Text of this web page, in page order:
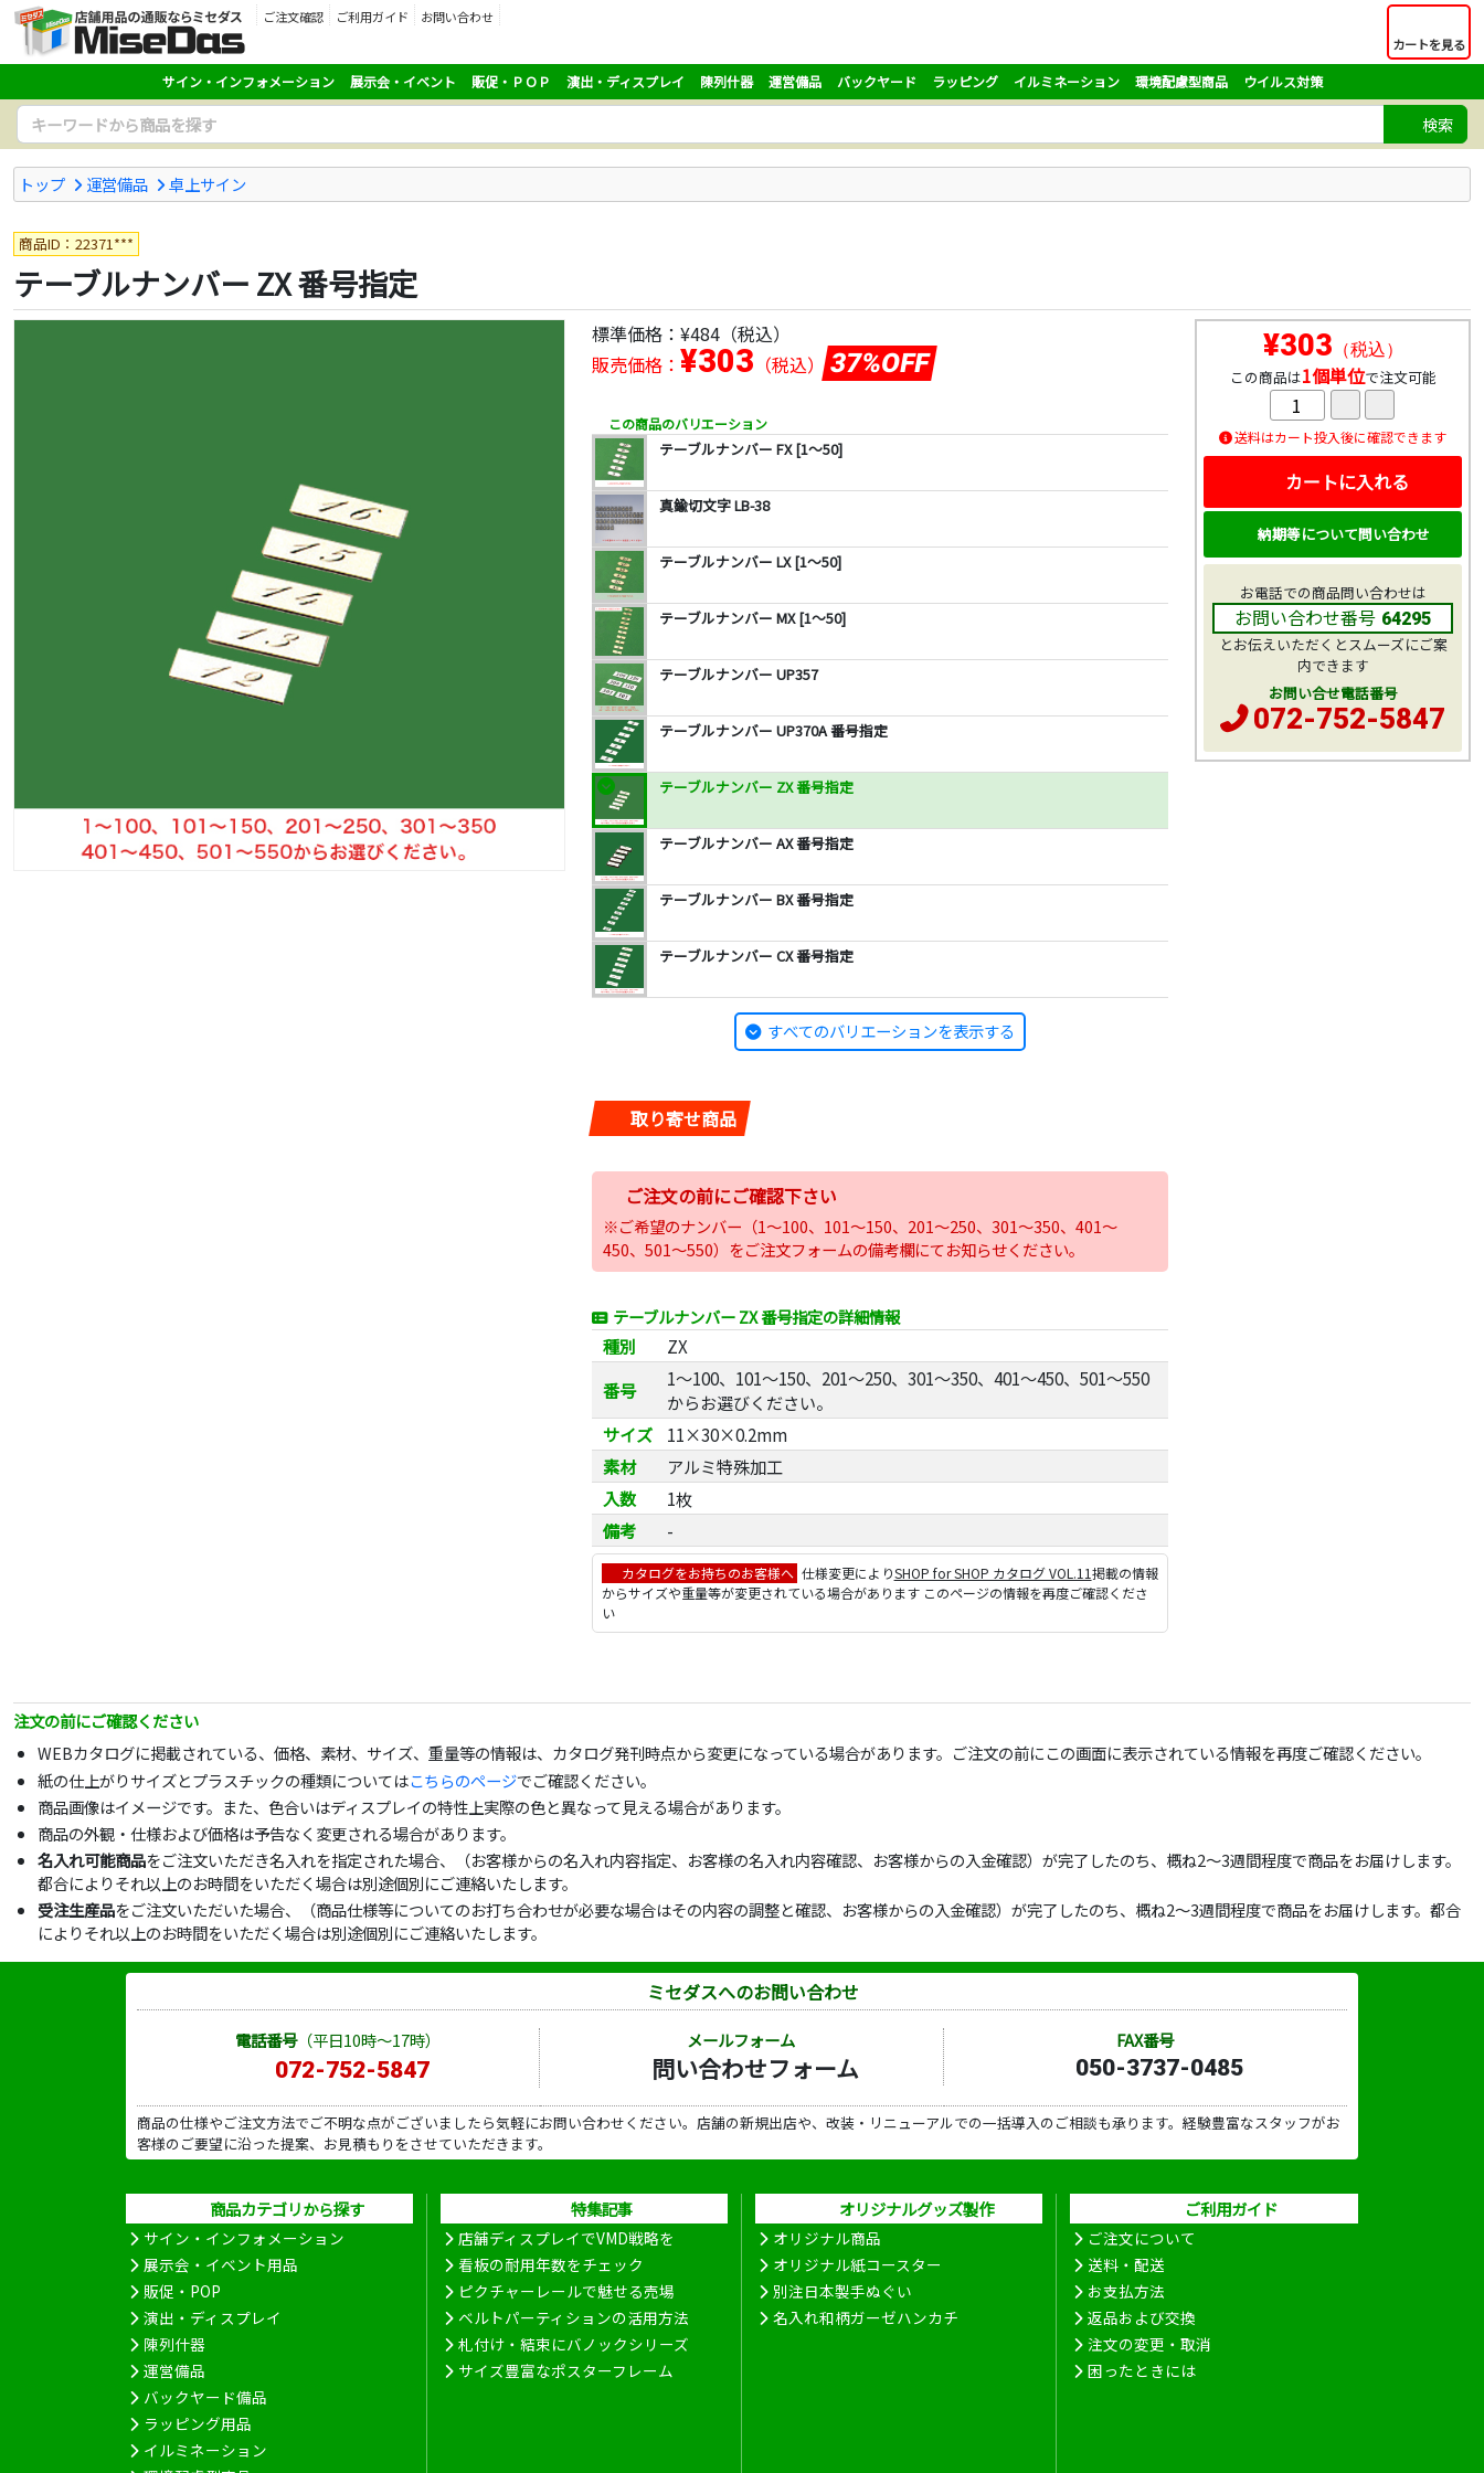
ご注文確認 ご利用ガイド
お問い合わせ
カートを見る
サイン・インフォメーション 展示会・イベント 販促・ＰＯＰ 演出・ディスプレイ 陳列什器 運営備品 バックヤード ラッピング イルミネーション 環境配慮型商品 ウイルス対策
検索
トップ 運営備品 卓上サイン
商品ID：22371***
テーブルナンバー ZX 番号指定
標準価格： ¥484 （税込）
販売価格： ¥303 （税込） 37%OFF
この商品のバリエーション
テーブルナンバー FX [1～50]
真鍮切文字 LB-38
テーブルナンバー LX [1～50]
テーブルナンバー MX [1～50]
テーブルナンバー UP357
テーブルナンバー UP370A 番号指定
テーブルナンバー ZX 番号指定
テーブルナンバー AX 番号指定
テーブルナンバー BX 番号指定
テーブルナンバー CX 番号指定
すべてのバリエーションを表示する
取り寄せ商品
ご注文の前にご確認下さい
※ご希望のナンバー（1～100、101～150、201～250、301～350、401～
450、501～550）をご注文フォームの備考欄にてお知らせください。
テーブルナンバー ZX 番号指定の詳細情報
種別
ZX
番号
1～100、101～150、201～250、301～350、401～450、501～550
からお選びください。
サイズ
11×30×0.2mm
素材
アルミ特殊加工
入数
1枚
備考
-
カタログをお持ちのお客様へ 仕様変更によりSHOP for SHOP カタログ VOL.11掲載の情報
からサイズや重量等が変更されている場合があります このページの情報を再度ご確認くださ
い
¥303 （税込）
この商品は1個単位で注文可能
送料はカート投入後に確認できます
カートに入れる
納期等について問い合わせ
お電話での商品問い合わせは
お問い合わせ番号 64295
とお伝えいただくとスムーズにご案
内できます
お問い合せ電話番号
072-752-5847
注文の前にご確認ください
WEBカタログに掲載されている、価格、素材、サイズ、重量等の情報は、カタログ発刊時点から変更になっている場合があります。ご注文の前にこの画面に表示されている情報を再度ご確認ください。
紙の仕上がりサイズとプラスチックの種類についてはこちらのページでご確認ください。
商品画像はイメージです。また、色合いはディスプレイの特性上実際の色と異なって見える場合があります。
商品の外観・仕様および価格は予告なく変更される場合があります。
名入れ可能商品をご注文いただき名入れを指定された場合、（お客様からの名入れ内容指定、お客様の名入れ内容確認、お客様からの入金確認）が完了したのち、概ね2～3週間程度で商品をお届けします。
都合によりそれ以上のお時間をいただく場合は別途個別にご連絡いたします。
受注生産品をご注文いただいた場合、（商品仕様等についてのお打ち合わせが必要な場合はその内容の調整と確認、お客様からの入金確認）が完了したのち、概ね2～3週間程度で商品をお届けします。都合
によりそれ以上のお時間をいただく場合は別途個別にご連絡いたします。
ミセダスへのお問い合わせ
電話番号（平日10時～17時）
072-752-5847
メールフォーム
問い合わせフォーム
FAX番号
050-3737-0485
商品の仕様やご注文方法でご不明な点がございましたら気軽にお問い合わせください。店舗の新規出店や、改装・リニューアルでの一括導入のご相談も承ります。経験豊富なスタッフがお
客様のご要望に沿った提案、お見積もりをさせていただきます。
商品カテゴリから探す
サイン・インフォメーション
展示会・イベント用品
販促・POP
演出・ディスプレイ
陳列什器
運営備品
バックヤード備品
ラッピング用品
イルミネーション
特集記事
店舗ディスプレイでVMD戦略を
看板の耐用年数をチェック
ピクチャーレールで魅せる売場
ベルトパーティションの活用方法
札付け・結束にバノックシリーズ
サイズ豊富なポスターフレーム
オリジナルグッズ製作
オリジナル商品
オリジナル紙コースター
別注日本製手ぬぐい
名入れ和柄ガーゼハンカチ
ご利用ガイド
ご注文について
送料・配送
お支払方法
返品および交換
注文の変更・取消
困ったときには